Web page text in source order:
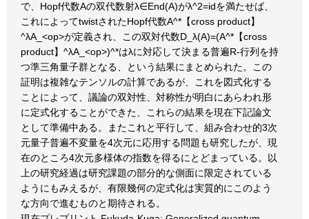
で、Hopf代数Aの双代数射λ∈End(A)がλ^2=idを満たせば、
これによってtwistされたHopf代数A^*【cross product】
^λA_<op>が定義され、この双対代数D_λ(A)=(A^*【cross
product】^λA_<op>)^*はλに対応して決まる普遍R-行列を持
つ準三角量子群となる、という結果にまとめられた。この
証明は複雑なテンソルの計算であるが、これを図式化する
ことによって、議論の双対性、対称性が明白にあらわれ形
に定式化することができた、これらの結果を現在下記論文
として準備中ある。またこれと平行して、組み合わせ的3次
元量子普遍不変量を4次元に応用する問題も研究したが、現
在のところ4次元多様体の指数を得るにとどまっている。以
上の研究経過は研究課題の部分的な側面に限定されている
ようにもみえるが、有限幾何の定式化は実質的にこのよう
な方向で進むものと期待される。